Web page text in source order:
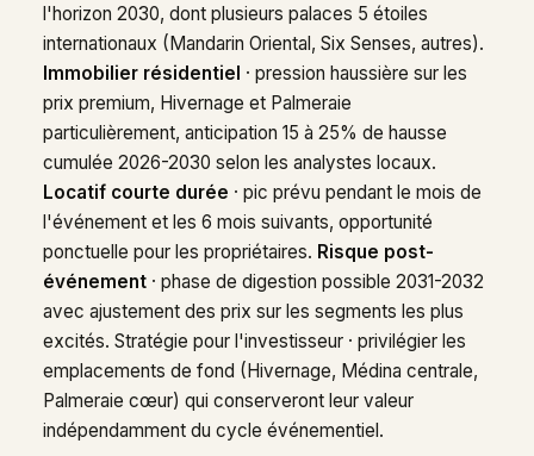
l'horizon 2030, dont plusieurs palaces 5 étoiles
internationaux (Mandarin Oriental, Six Senses, autres).
Immobilier résidentiel · pression haussière sur les
prix premium, Hivernage et Palmeraie
particulièrement, anticipation 15 à 25% de hausse
cumulée 2026-2030 selon les analystes locaux.
Locatif courte durée · pic prévu pendant le mois de
l'événement et les 6 mois suivants, opportunité
ponctuelle pour les propriétaires. Risque post-
événement · phase de digestion possible 2031-2032
avec ajustement des prix sur les segments les plus
excités. Stratégie pour l'investisseur · privilégier les
emplacements de fond (Hivernage, Médina centrale,
Palmeraie cœur) qui conserveront leur valeur
indépendamment du cycle événementiel.